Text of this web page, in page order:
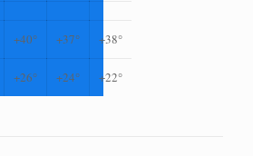
+40° +37° +38°
+26° +24° +22°